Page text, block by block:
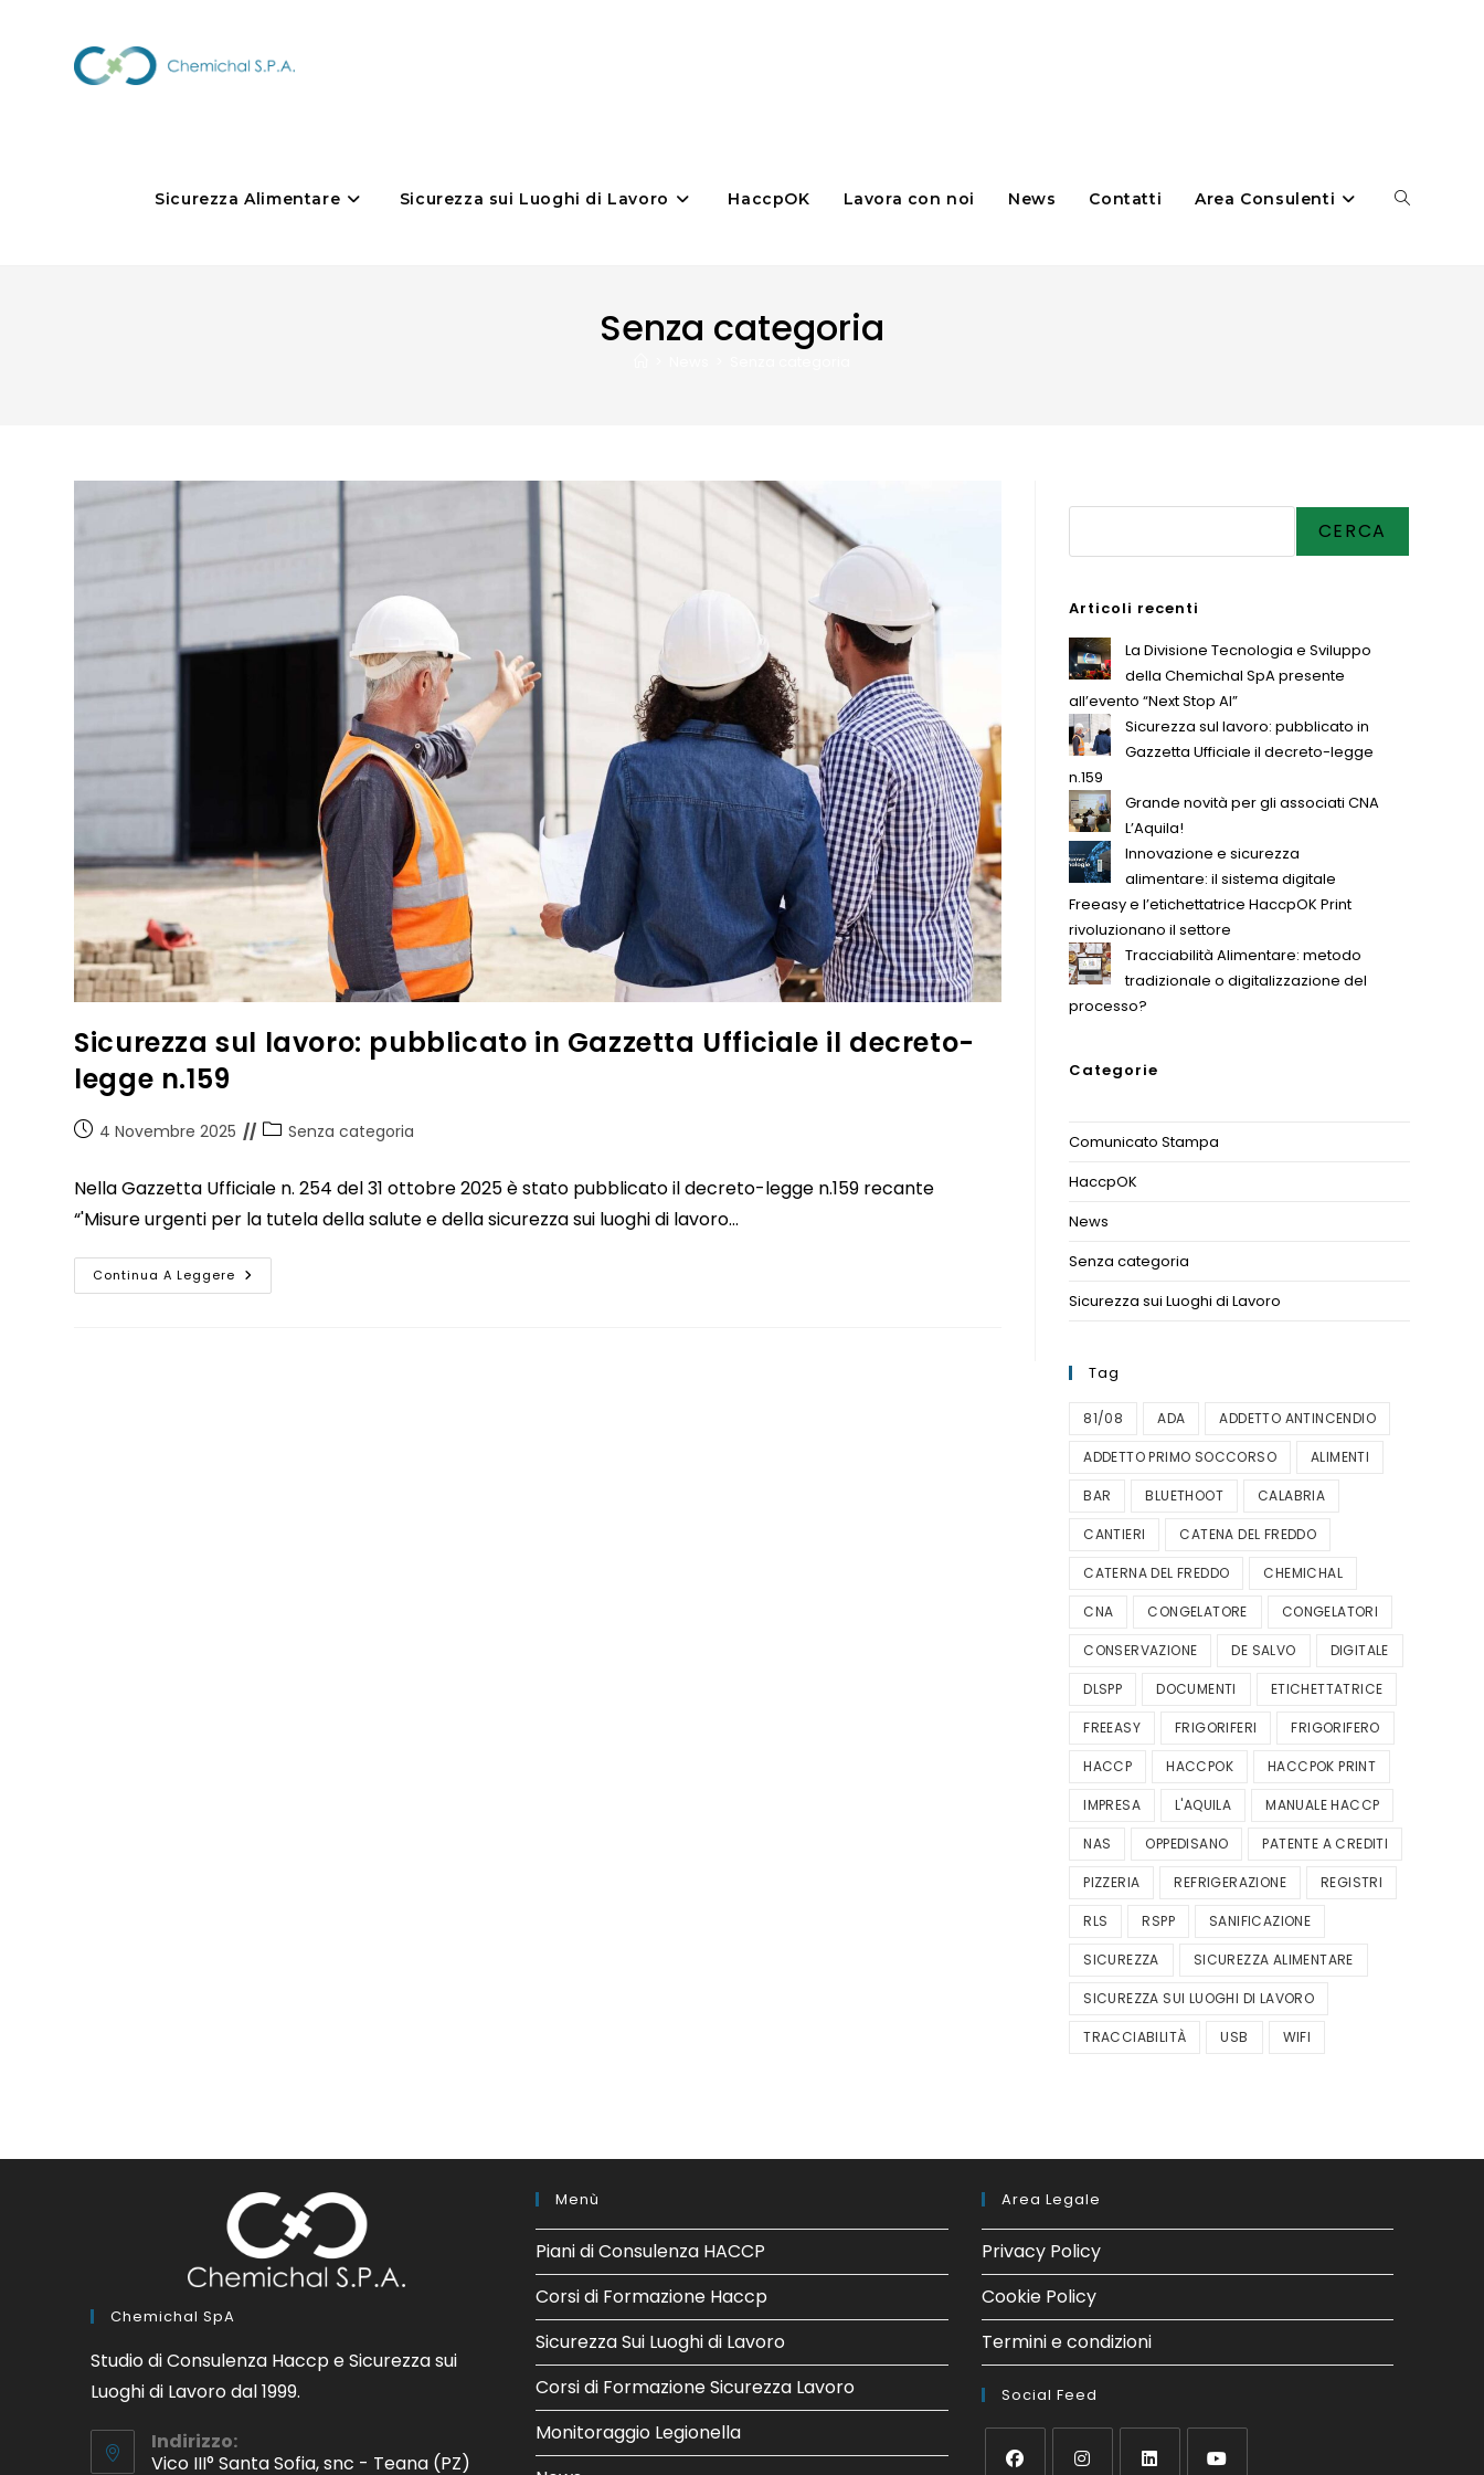
Sicurezza Alimentare Sicurezza sui Luoghi di Lavoro HaccpOK Lavora con noi News Contatti Area Consulenti
Senza categoria
Sicurezza sul lavoro: pubblicato in Gazzetta Ufficiale il decreto-
legge n.159
4 Novembre 2025 Senza categoria
Nella Gazzetta Ufficiale n. 254 del 31 ottobre 2025 è stato pubblicato il decreto-legge n.159 recante
“'Misure urgenti per la tutela della salute e della sicurezza sui luoghi di lavoro…
Continua A Leggere
CERCA
Articoli recenti
La Divisione Tecnologia e Sviluppo
della Chemichal SpA presente
all’evento “Next Stop AI”
Sicurezza sul lavoro: pubblicato in
Gazzetta Ufficiale il decreto-legge
n.159
Grande novità per gli associati CNA
L’Aquila!
Innovazione e sicurezza
alimentare: il sistema digitale
Freeasy e l’etichettatrice HaccpOK Print
rivoluzionano il settore
Tracciabilità Alimentare: metodo
tradizionale o digitalizzazione del
processo?
Categorie
Comunicato Stampa
HaccpOK
News
Senza categoria
Sicurezza sui Luoghi di Lavoro
Tag
81/08 ADA ADDETTO ANTINCENDIO
ADDETTO PRIMO SOCCORSO ALIMENTI
BAR BLUETHOOT CALABRIA
CANTIERI CATENA DEL FREDDO
CATERNA DEL FREDDO CHEMICHAL
CNA CONGELATORE CONGELATORI
CONSERVAZIONE DE SALVO DIGITALE
DLSPP DOCUMENTI ETICHETTATRICE
FREEASY FRIGORIFERI FRIGORIFERO
HACCP HACCPOK HACCPOK PRINT
IMPRESA L'AQUILA MANUALE HACCP
NAS OPPEDISANO PATENTE A CREDITI
PIZZERIA REFRIGERAZIONE REGISTRI
RLS RSPP SANIFICAZIONE
SICUREZZA SICUREZZA ALIMENTARE
SICUREZZA SUI LUOGHI DI LAVORO
TRACCIABILITÀ USB WIFI
Chemichal SpA
Studio di Consulenza Haccp e Sicurezza sui
Luoghi di Lavoro dal 1999.
Indirizzo:
Vico III° Santa Sofia, snc - Teana (PZ)
Menù
Piani di Consulenza HACCP
Corsi di Formazione Haccp
Sicurezza Sui Luoghi di Lavoro
Corsi di Formazione Sicurezza Lavoro
Monitoraggio Legionella
Area Legale
Privacy Policy
Cookie Policy
Termini e condizioni
Social Feed